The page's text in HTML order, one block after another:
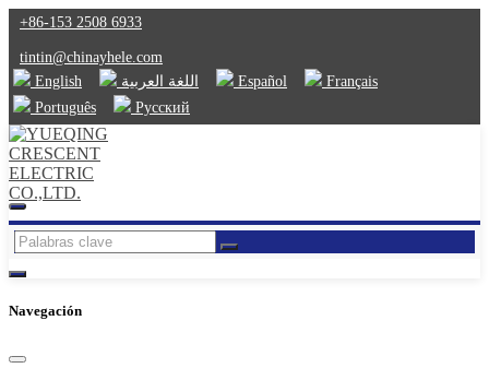
+86-153 2508 6933
tintin@chinayhele.com
English
اللغة العربية Español
Français
Português
Русский
Navegación